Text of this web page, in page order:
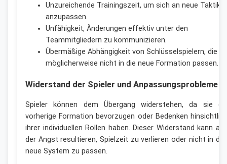
Unzureichende Trainingszeit, um sich an neue
anzupassen.
Unfähigkeit, Änderungen effektiv unter den
Teammitgliedern zu kommunizieren.
Übermäßige Abhängigkeit von Schlüsselspielern, die
möglicherweise nicht in die neue Formation passen.
Widerstand der Spieler und Anpassungsprobleme
Spieler können dem Übergang widerstehen, da sie
vorherige Formation bevorzugen oder Bedenken
ihrer individuellen Rollen haben. Dieser Widerstand kann
der Angst resultieren, Spielzeit zu verlieren oder nicht in
neue System zu passen.